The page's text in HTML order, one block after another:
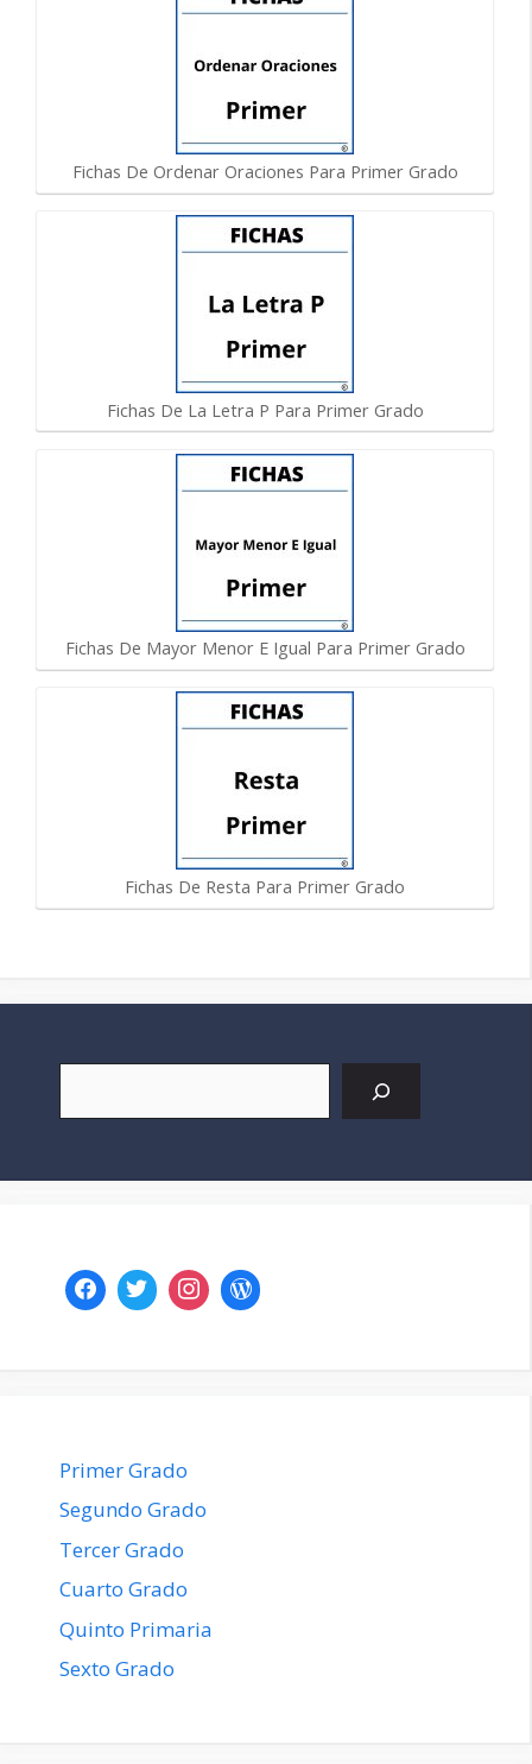
Fichas De Ordenar Oraciones Para Primer Grado
Fichas De La Letra P Para Primer Grado
Fichas De Mayor Menor E Igual Para Primer Grado
Fichas De Resta Para Primer Grado
Primer Grado
Segundo Grado
Tercer Grado
Cuarto Grado
Quinto Primaria
Sexto Grado